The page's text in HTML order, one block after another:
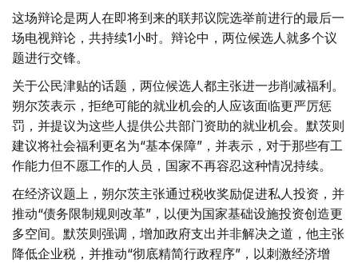
这场辩论是两人在即将到来的联邦议院选举前进行的最后一
场电视辩论，共持续1小时。辩论中，两位候选人就多个议
题进行交锋。
关于公民津贴的话题，两位候选人都主张进一步削减福利。
朔尔茨表示，拒绝可能的就业机会的人应该面临更严厉惩
罚，并提议为这些人提供公共部门资助的就业机会。默茨则
建议将社会福利更名为“基本保障”，并表示，对于那些有工
作能力但不愿工作的人员，国家不再容忍这种情况持续。
在经济议题上，朔尔茨主张通过税收奖励促进私人投资，并
推动“债务限制规则改革”，以便为国家基础设施投资创造更
多空间。默茨则强调，增加政府支出并非解决之道，他主张
降低企业税，并推动“彻底精简行政程序”，以刺激经济增